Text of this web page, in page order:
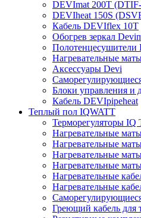
DEVImat 200T
DEVIheat 150S
Кабель DEVIflex 10T
Обогрев зеркал
Полотенцесушители
Нагревательные
Аксессуары Devi
Блоки управления и
Кабель DEVIpipeheat
Теплый пол IQWATT
Терморегуляторы
Нагревательные
Нагревательные
Нагревательные
Нагревательные
Нагревательные
Нагревательные
Греющий кабель для